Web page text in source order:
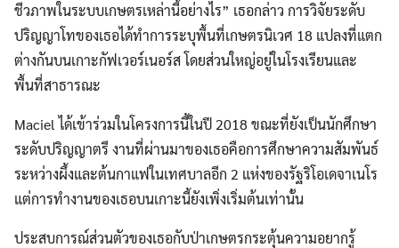
ชีวภาพในระบบเกษตรเหล่านี้อย่างไร” เธอกล่าว การวิจัยระดับ
ปริญญาโทของเธอได้ทำการระบุพื้นที่เกษตรนิเวศ 18 แปลงที่แตก
ต่างกันบนเกาะกัฟเวอร์เนอร์ส โดยส่วนใหญ่อยู่ในโรงเรียนและ
พื้นที่สาธารณะ
Maciel ได้เข้าร่วมในโครงการนี้ในปี 2018 ขณะที่ยังเป็นนักศึกษา
ระดับปริญญาตรี งานที่ผ่านมาของเธอคือการศึกษาความสัมพันธ์
ระหว่างผึ้งและต้นกาแฟในเทศบาลอีก 2 แห่งของรัฐริโอเดจาเนโร
แต่การทำงานของเธอบนเกาะนี้ยังเพิ่งเริ่มต้นเท่านั้น
ประสบการณ์ส่วนตัวของเธอกับป่าเกษตรกระตุ้นความอยากรู้